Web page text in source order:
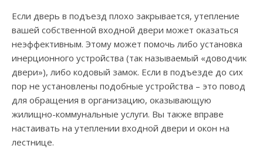
Если дверь в подъезд плохо закрывается, утепление
вашей собственной входной двери может оказаться
неэффективным. Этому может помочь либо установка
инерционного устройства (так называемый «доводчик
двери»), либо кодовый замок. Если в подъезде до сих
пор не установлены подобные устройства – это повод
для обращения в организацию, оказывающую
жилищно-коммунальные услуги. Вы также вправе
настаивать на утеплении входной двери и окон на
лестнице.